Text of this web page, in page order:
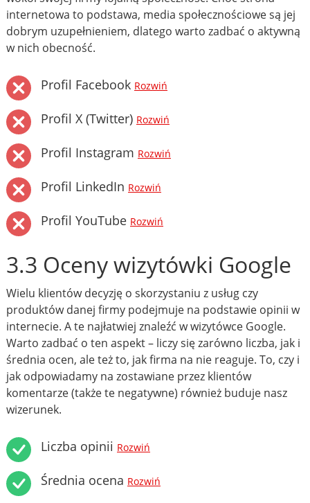
internetowa to podstawa, media społecznościowe są jej
dobrym uzupełnieniem, dlatego warto zadbać o aktywną
w nich obecność.
Profil Facebook Rozwiń
Profil X (Twitter) Rozwiń
Profil Instagram Rozwiń
Profil LinkedIn Rozwiń
Profil YouTube Rozwiń
3.3 Oceny wizytówki Google
Wielu klientów decyzję o skorzystaniu z usług czy
produktów danej firmy podejmuje na podstawie opinii w
internecie. A te najłatwiej znaleźć w wizytówce Google.
Warto zadbać o ten aspekt – liczy się zarówno liczba, jak i
średnia ocen, ale też to, jak firma na nie reaguje. To, czy i
jak odpowiadamy na zostawiane przez klientów
komentarze (także te negatywne) również buduje nasz
wizerunek.
Liczba opinii Rozwiń
Średnia ocena Rozwiń